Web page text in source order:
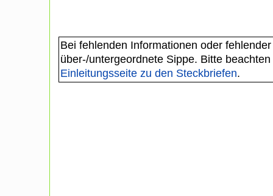
Bei fehlenden Informationen oder
über-/untergeordnete Sippe. Bitte
Einleitungsseite zu den Steckbriefen.